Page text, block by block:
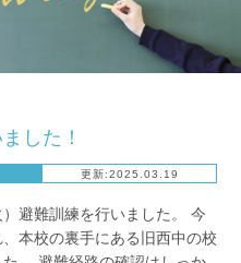
した！
更新:2025.03.19
避難訓練を行いました。 今
本校の裏手にある旧西中の校